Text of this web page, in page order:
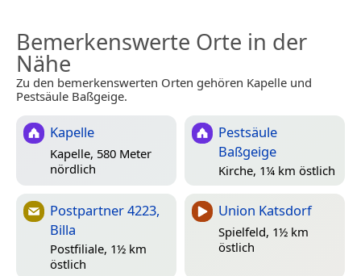
Bemerkenswerte Orte in der
Nähe
Zu den bemerkenswerten Orten gehören Kapelle und
Pestsäule Baßgeige.
Kapelle
Kapelle, 580 Meter
nördlich
Pestsäule
Baßgeige
Kirche, 1¼ km östlich
Postpartner 4223,
Billa
Postfiliale, 1½ km
östlich
Union Katsdorf
Spielfeld, 1½ km
östlich